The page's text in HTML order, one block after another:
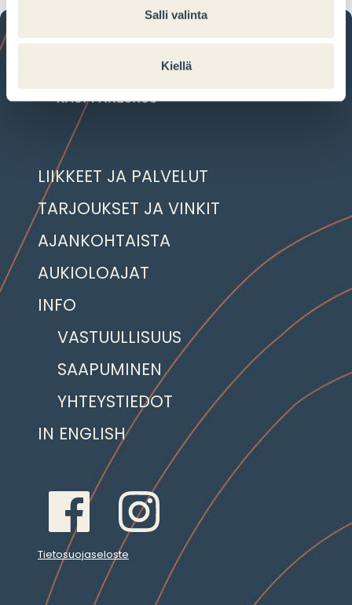
Salli valinta
Kiellä
LIIKKEET JA PALVELUT
TARJOUKSET JA VINKIT
AJANKOHTAISTA
AUKIOLOAJAT
INFO
VASTUULLISUUS
SAAPUMINEN
YHTEYSTIEDOT
IN ENGLISH
Tietosuojaseloste